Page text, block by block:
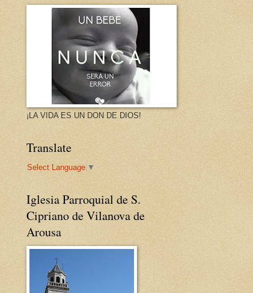
¡LA VIDA ES UN DON DE DIOS!
Translate
Select Language ▼
Iglesia Parroquial de S.
Cipriano de Vilanova de
Arousa